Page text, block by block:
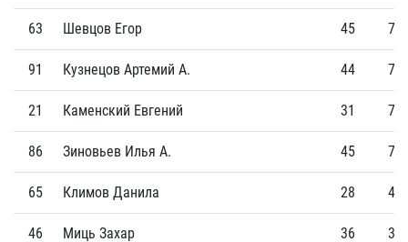
63 Шевцов Егор 45 7
91 Кузнецов Артемий А. 44 7
21 Каменский Евгений 31 7
86 Зиновьев Илья А. 45 7
65 Климов Данила 28 4
46 Миць Захар 36 3